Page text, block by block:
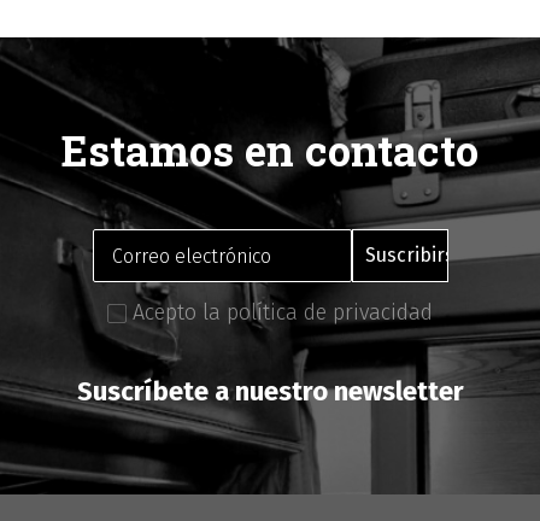
Estamos en contacto
Acepto la política de privacidad
Suscríbete a nuestro newsletter